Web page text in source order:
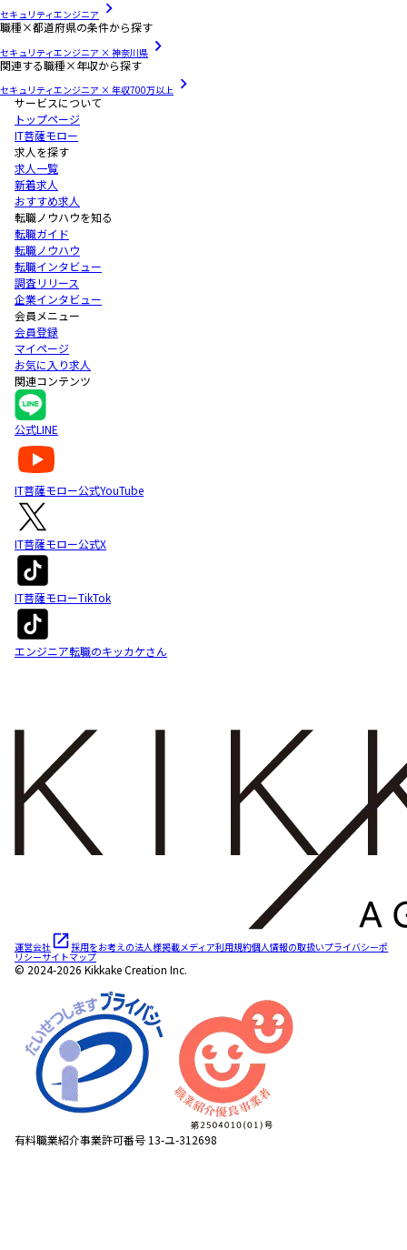
セキュリティエンジニア
職種×都道府県の条件から探す
セキュリティエンジニア × 神奈川県
関連する職種×年収から探す
セキュリティエンジニア × 年収700万以上
サービスについて
トップページ
IT菩薩モロー
求人を探す
求人一覧
新着求人
おすすめ求人
転職ノウハウを知る
転職ガイド
転職ノウハウ
転職インタビュー
調査リリース
企業インタビュー
会員メニュー
会員登録
マイページ
お気に入り求人
関連コンテンツ
公式LINE
IT菩薩モロー公式YouTube
IT菩薩モロー公式X
IT菩薩モローTikTok
エンジニア転職のキッカケさん
運営会社 採用をお考えの法人様掲載メディア利用規約個人情報の取扱いプライバシーポ
リシーサイトマップ
© 2024-2026 Kikkake Creation Inc.
有料職業紹介事業許可番号 13-ユ-312698